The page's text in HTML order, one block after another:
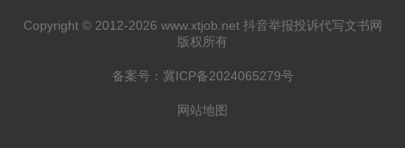
Copyright © 2012-2026 www.xtjob.net 抖音举报投诉代写文书网
版权所有
备案号： 冀ICP备2024065279号
网站地图